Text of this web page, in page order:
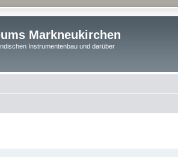
Markneukirchen
Instrumentenbau und darüber